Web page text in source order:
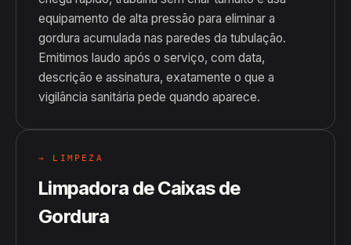
equipamento de alta pressão para eliminar a
gordura acumulada nas paredes da tubulação.
Emitimos laudo após o serviço, com data,
descrição e assinatura, exatamente o que a
vigilância sanitária pede quando aparece.
→ LIMPEZA
Limpadora de Caixas de
Gordura